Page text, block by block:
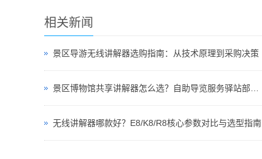
相关新闻
景区导游无线讲解器选购指南：从技术原理到采购决策
无线讲解器哪款好？E8/K8/R8核心参数对比与选型指南